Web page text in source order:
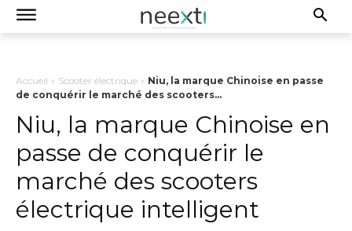
Accueil Scooter électrique
Niu, la marque Chinoise en passe
de conquérir le marché des scooters...
Niu, la marque Chinoise en
passe de conquérir le
marché des scooters
électrique intelligent